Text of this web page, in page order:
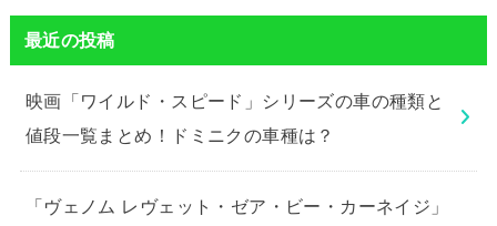
最近の投稿
映画「ワイルド・スピード」シリーズの車の種類と
値段一覧まとめ！ドミニクの車種は？
「ヴェノム レヴェット・ゼア・ビー・カーネイジ」